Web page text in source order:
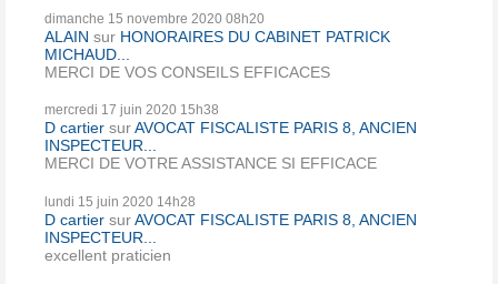
dimanche 15 novembre 2020 08h20
ALAIN sur HONORAIRES DU CABINET PATRICK
MICHAUD...
MERCI DE VOS CONSEILS EFFICACES
mercredi 17 juin 2020 15h38
D cartier surAVOCAT FISCALISTE PARIS 8, ANCIEN
INSPECTEUR...
MERCI DE VOTRE ASSISTANCE SI EFFICACE
lundi 15 juin 2020 14h28
D cartier surAVOCAT FISCALISTE PARIS 8, ANCIEN
INSPECTEUR...
excellent praticien